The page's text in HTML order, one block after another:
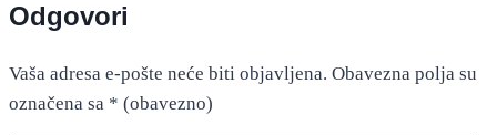
Odgovori
Vaša adresa e-pošte neće biti objavljena. Obavezna polja su
označena sa * (obavezno)